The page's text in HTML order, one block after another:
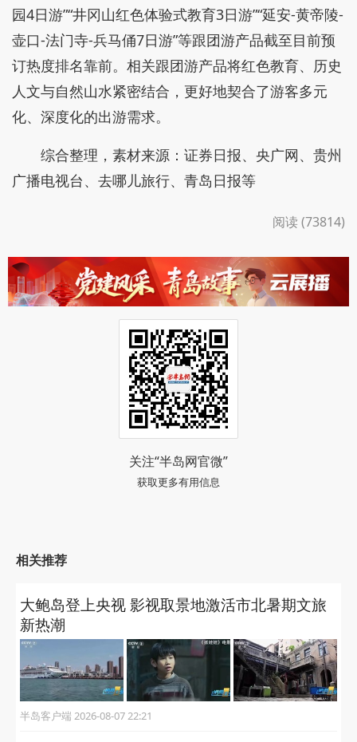
园4日游”“井冈山红色体验式教育3日游”“延安-黄帝陵-
壶口-法门寺-兵马俑7日游”等跟团游产品截至目前预
订热度排名靠前。相关跟团游产品将红色教育、历史
人文与自然山水紧密结合，更好地契合了游客多元
化、深度化的出游需求。
综合整理，素材来源：证券日报、央广网、贵州
广播电视台、去哪儿旅行、青岛日报等
阅读 (73814)
关注“半岛网官微”
获取更多有用信息
相关推荐
大鲍岛登上央视 影视取景地激活市北暑期文旅
新热潮
半岛客户端 2026-08-07 22:21